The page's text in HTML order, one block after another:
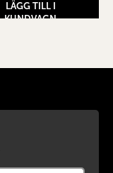
LÄGG TILL I
KUNDVAGN